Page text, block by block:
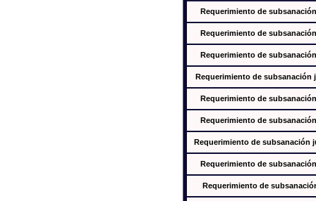
Requerimiento de
Requerimiento de
Requerimiento de
Requerimiento de subsanación
Requerimiento de
Requerimiento de
Requerimiento de subsanación
Requerimiento de
Requerimiento de